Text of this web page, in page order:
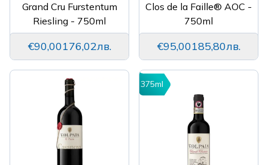
Grand Cru Furstentum
Riesling - 750ml
€90,00176,02лв.
Clos de la Faille® AOC -
750ml
€95,00185,80лв.
375ml